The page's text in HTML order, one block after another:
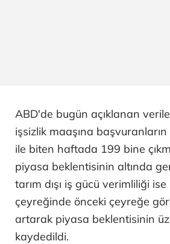
ABD'de bugün açıklanan
işsizlik maaşına başvuranların
ile biten haftada 199 bine
piyasa beklentisinin altında
tarım dışı iş gücü verimliliği ise
çeyreğinde önceki çeyreğe
artarak piyasa beklentisinin
kaydedildi.